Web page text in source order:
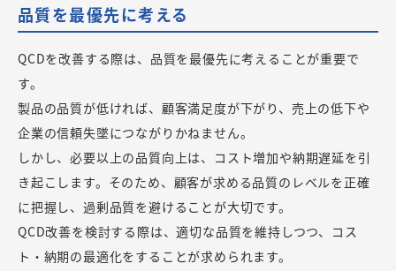
品質を最優先に考える
QCDを改善する際は、品質を最優先に考えることが重要で
す。
製品の品質が低ければ、顧客満足度が下がり、売上の低下や
企業の信頼失墜につながりかねません。
しかし、必要以上の品質向上は、コスト増加や納期遅延を引
き起こします。そのため、顧客が求める品質のレベルを正確
に把握し、過剰品質を避けることが大切です。
QCD改善を検討する際は、適切な品質を維持しつつ、コス
ト・納期の最適化をすることが求められます。